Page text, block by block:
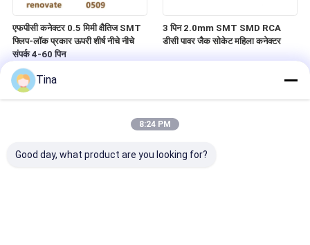
एफपीसी कनेक्टर 0.5 मिमी क्षैतिज SMT
फ्लिप-लॉक प्रकार ऊपरी शीर्ष नीचे नीचे
संपर्क 4-60 पिन
3 पिन 2.0mm SMT SMD RCA
डीसी पावर जैक सोकेट महिला कनेक्टर
Tina
8:24 PM
Good day, what product are you looking for?